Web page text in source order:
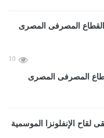
10
القطاع المصرفى المصرى